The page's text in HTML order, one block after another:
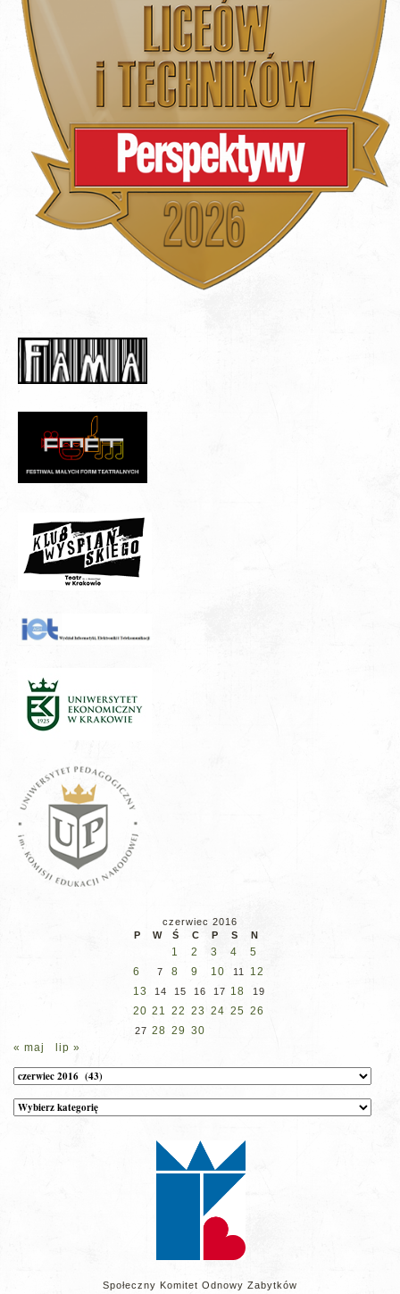
czerwiec 2016
P
W Ś C P S N
1 2 3 4
5
6
7 8 9 10 11
12
13
14 15 16 17 18 19
20 21 22 23 24 25 26
27 28 29 30
« maj
lip »
Archiwum
Kategorie
wpisów
Społeczny Komitet Odnowy Zabytków